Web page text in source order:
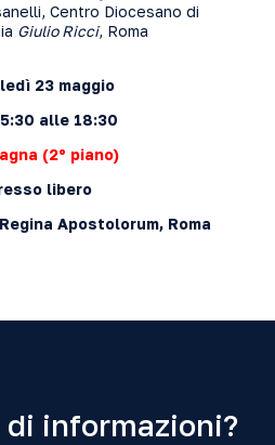
Centro Diocesano di
Giulio Ricci, Roma
23 maggio
alle 18:30
(2º piano)
libero
Apostolorum, Roma
di informazioni?